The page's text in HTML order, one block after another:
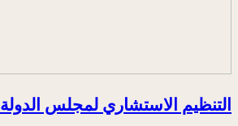
التنظيم الاستشاري لمجلس الدولة